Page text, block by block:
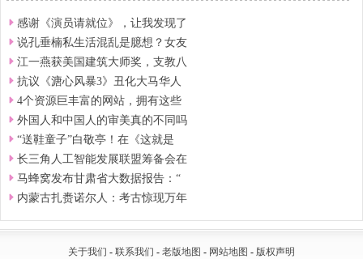
感谢《演员请就位》，让我发现了
说孔垂楠私生活混乱是臆想？女友
江一燕获美国建筑大师奖，支教八
抗议《溏心风暴3》丑化大马华人
4个资源巨丰富的网站，拥有这些
外国人和中国人的审美真的不同吗
“送鞋童子”白敬亭！在《这就是
长三角人工智能发展联盟筹备会在
马蜂窝发布甘肃省大数据报告：“
内蒙古扎赉诺尔人：考古惊现万年
关于我们 - 联系我们 - 老版地图 - 网站地图 - 版权声明